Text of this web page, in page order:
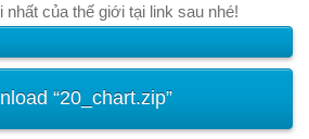
của thế giới tại link sau nhé!
“20_chart.zip”